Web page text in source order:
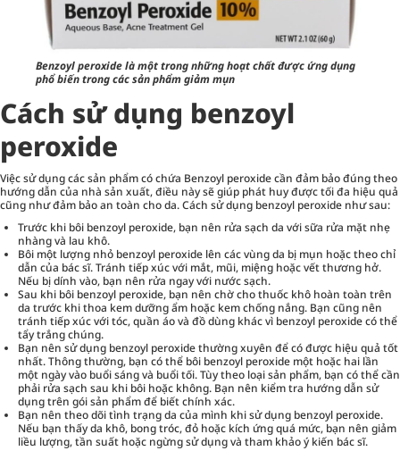
Benzoyl peroxide là một trong những hoạt chất được ứng dụng
phổ biến trong các sản phẩm giảm mụn
Cách sử dụng benzoyl
peroxide
Việc sử dụng các sản phẩm có chứa Benzoyl peroxide cần đảm bảo đúng theo
hướng dẫn của nhà sản xuất, điều này sẽ giúp phát huy được tối đa hiệu quả
cũng như đảm bảo an toàn cho da. Cách sử dụng benzoyl peroxide như sau:
Trước khi bôi benzoyl peroxide, bạn nên rửa sạch da với sữa rửa mặt nhẹ
nhàng và lau khô.
Bôi một lượng nhỏ benzoyl peroxide lên các vùng da bị mụn hoặc theo chỉ
dẫn của bác sĩ. Tránh tiếp xúc với mắt, mũi, miệng hoặc vết thương hở.
Nếu bị dính vào, bạn nên rửa ngay với nước sạch.
Sau khi bôi benzoyl peroxide, bạn nên chờ cho thuốc khô hoàn toàn trên
da trước khi thoa kem dưỡng ẩm hoặc kem chống nắng. Bạn cũng nên
tránh tiếp xúc với tóc, quần áo và đồ dùng khác vì benzoyl peroxide có thể
tẩy trắng chúng.
Bạn nên sử dụng benzoyl peroxide thường xuyên để có được hiệu quả tốt
nhất. Thông thường, bạn có thể bôi benzoyl peroxide một hoặc hai lần
một ngày vào buổi sáng và buổi tối. Tùy theo loại sản phẩm, bạn có thể cần
phải rửa sạch sau khi bôi hoặc không. Bạn nên kiểm tra hướng dẫn sử
dụng trên gói sản phẩm để biết chính xác.
Bạn nên theo dõi tình trạng da của mình khi sử dụng benzoyl peroxide.
Nếu bạn thấy da khô, bong tróc, đỏ hoặc kích ứng quá mức, bạn nên giảm
liều lượng, tần suất hoặc ngừng sử dụng và tham khảo ý kiến bác sĩ.